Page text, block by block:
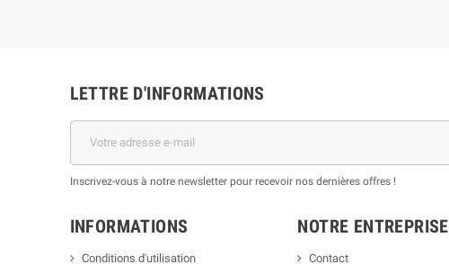
LETTRE D'INFORMATIONS
Inscrivez-vous à notre newsletter pour recevoir nos dernières offres !
INFORMATIONS
Conditions d'utilisation
NOTRE ENTREPRISE
Contact